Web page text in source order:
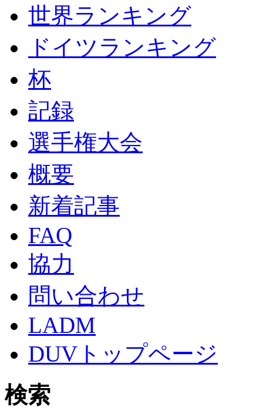
世界ランキング
ドイツランキング
杯
記録
選手権大会
概要
新着記事
FAQ
協力
問い合わせ
LADM
DUVトップページ
検索